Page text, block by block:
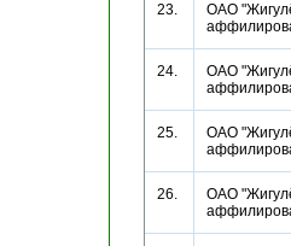
23.
ОАО
24.
ОАО
25.
ОАО
26.
ОАО